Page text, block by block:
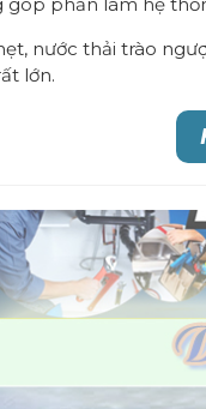
nước thải trào
lớn.